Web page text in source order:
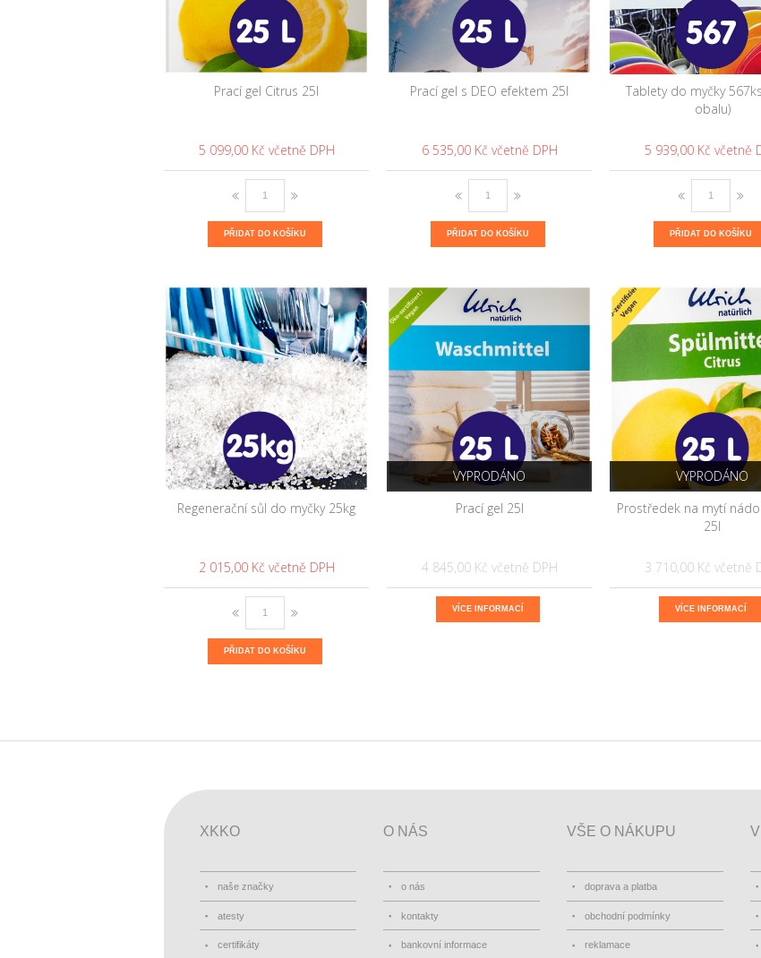
Prací gel Citrus 25l
5 099,00 Kč
PŘIDAT DO KOŠÍKU
Prací gel s DEO efektem 25l
6 535,00 Kč
PŘIDAT DO KOŠÍKU
Tablety do myčky
obalu)
5 939,00 Kč
PŘIDAT DO KOŠÍKU
Regenerační sůl do myčky 25kg
2 015,00 Kč
PŘIDAT DO KOŠÍKU
VYPRODÁNO
Prací gel 25l
4 845,00 Kč
VÍCE INFORMACÍ
VYPRODÁNO
Prostředek na mytí
25l
3 710,00 Kč
VÍCE INFORMACÍ
XKKO
naše značky
atesty
certifikáty
O NÁS
o nás
kontakty
bankovní informace
VŠE O NÁKUPU
doprava a platba
obchodní podmínky
reklamace